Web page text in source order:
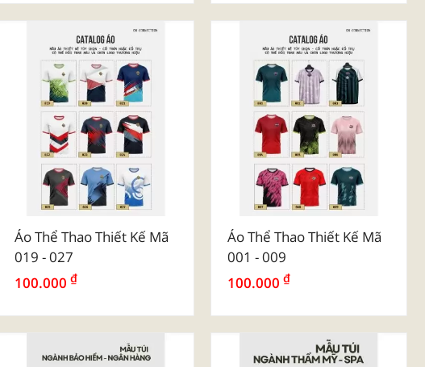
Áo Thể Thao Thiết Kế Mã
019 - 027
100.000 ₫
Áo Thể Thao Thiết Kế Mã
001 - 009
100.000 ₫